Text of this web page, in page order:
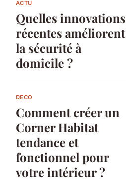
ACTU
Quelles innovations
récentes améliorent
la sécurité à
domicile ?
DECO
Comment créer un
Corner Habitat
tendance et
fonctionnel pour
votre intérieur ?